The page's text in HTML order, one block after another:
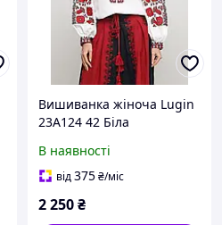
Вишиванка жіноча Lugin
23А124 42 Біла
В наявності
від375₴/міс
2 250₴